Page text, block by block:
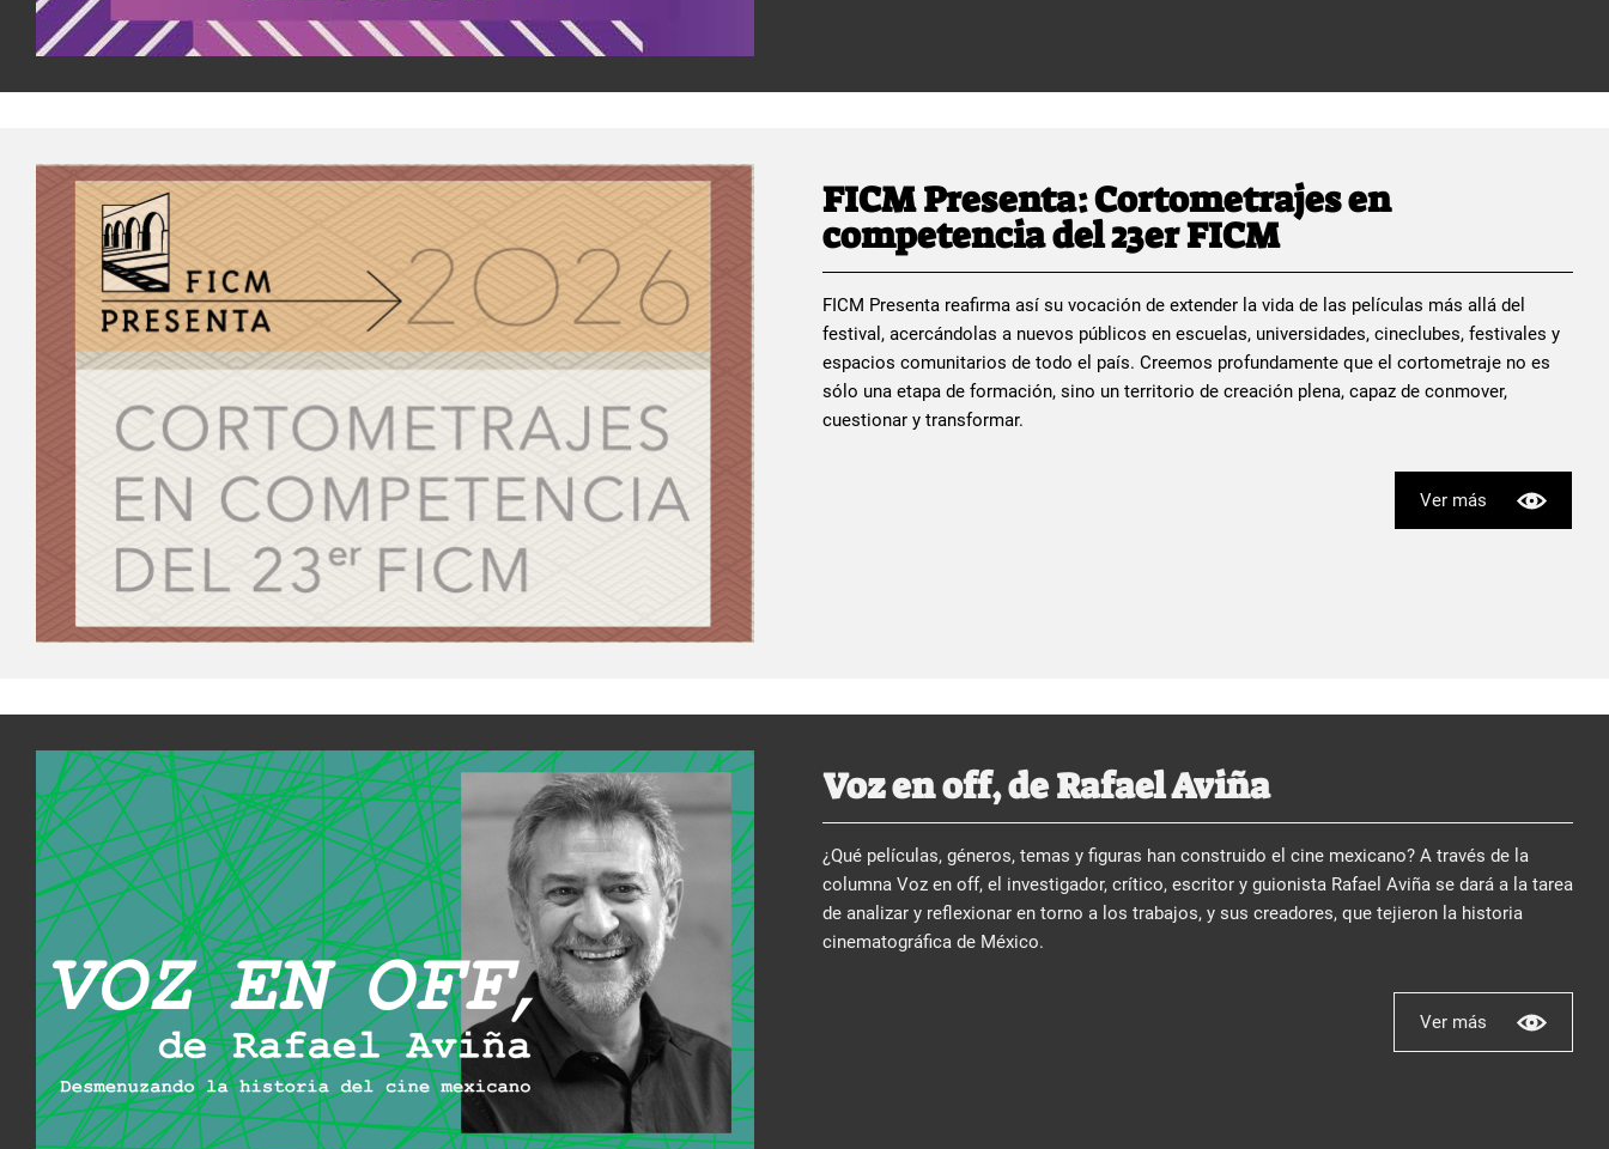
FICM Presenta: Cortometrajes en
competencia del 23er FICM
FICM Presenta reafirma así su vocación de extender la vida de las películas más allá del
festival, acercándolas a nuevos públicos en escuelas, universidades, cineclubes, festivales y
espacios comunitarios de todo el país. Creemos profundamente que el cortometraje no es
sólo una etapa de formación, sino un territorio de creación plena, capaz de conmover,
cuestionar y transformar.
Ver más
Voz en off, de Rafael Aviña
¿Qué películas, géneros, temas y figuras han construido el cine mexicano? A través de la
columna Voz en off, el investigador, crítico, escritor y guionista Rafael Aviña se dará a la tarea
de analizar y reflexionar en torno a los trabajos, y sus creadores, que tejieron la historia
cinematográfica de México.
Ver más